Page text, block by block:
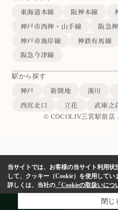
物件検索
東海道本線 阪神本線
神戸市西神・山手線
阪急
神戸市海岸線
神鉄有馬線
阪急今津線
駅から探す
神戸 新開地 湊川
西宮北口
立花 武庫之
© COCOLIV三宮駅前店
当サイトでは、お客様の当サイト利用状
して、クッキー（Cookie）を使用してい
詳しくは、当社の 「Cookieの取扱いにつ
閉じ